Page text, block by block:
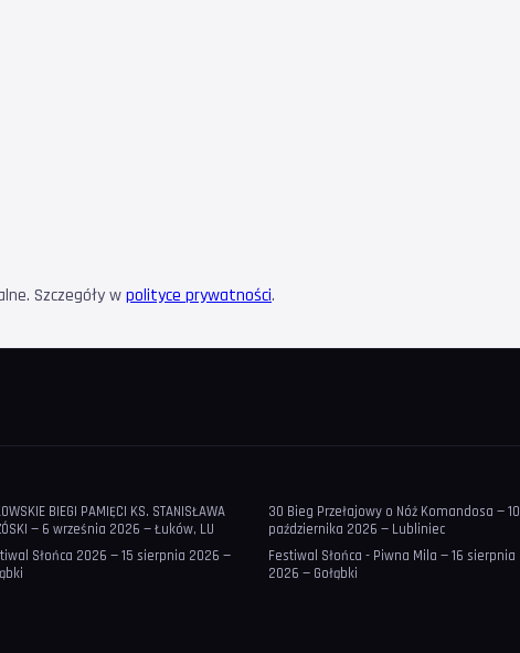
Szczegóły wpolityce prywatności.
BIEGI PAMIĘCI KS. STANISŁAWA
— 6 września 2026 — Łuków, LU
30 Bieg Przełajowy o Nóż Komandosa — 10
października 2026 — Lubliniec
Słońca 2026 — 15 sierpnia 2026 —
Festiwal Słońca - Piwna Mila — 16 sierpnia
2026 — Gołąbki